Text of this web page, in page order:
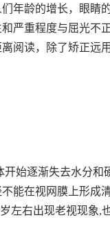
年龄的增长，眼睛
严重程度与屈光不
阅读，除了矫正远
始逐渐失去水分和
能在视网膜上形成
左右出现老视现象,